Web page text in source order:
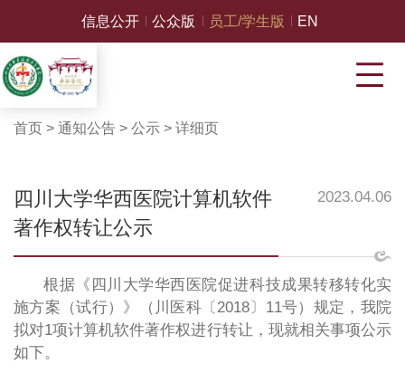
信息公开 公众版 员工/学生版 EN
首页 > 通知公告> 公示> 详细页
四川大学华西医院计算机软件
著作权转让公示
2023.04.06
根据《四川大学华西医院促进科技成果转移转化实
施方案（试行）》（川医科〔2018〕11号）规定，我院
拟对1项计算机软件著作权进行转让，现就相关事项公示
如下。